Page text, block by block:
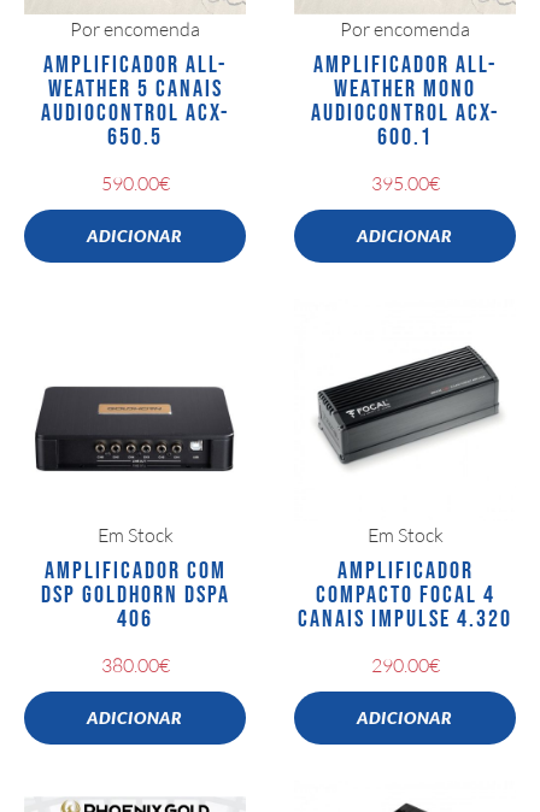
Por encomenda
AMPLIFICADOR ALL-
WEATHER 5 CANAIS
AUDIOCONTROL ACX-
650.5
590.00€
ADICIONAR
Por encomenda
AMPLIFICADOR ALL-
WEATHER MONO
AUDIOCONTROL ACX-
600.1
395.00€
ADICIONAR
Em Stock
AMPLIFICADOR COM
DSP GOLDHORN DSPA
406
380.00€
ADICIONAR
Em Stock
AMPLIFICADOR
COMPACTO FOCAL 4
CANAIS IMPULSE 4.320
290.00€
ADICIONAR